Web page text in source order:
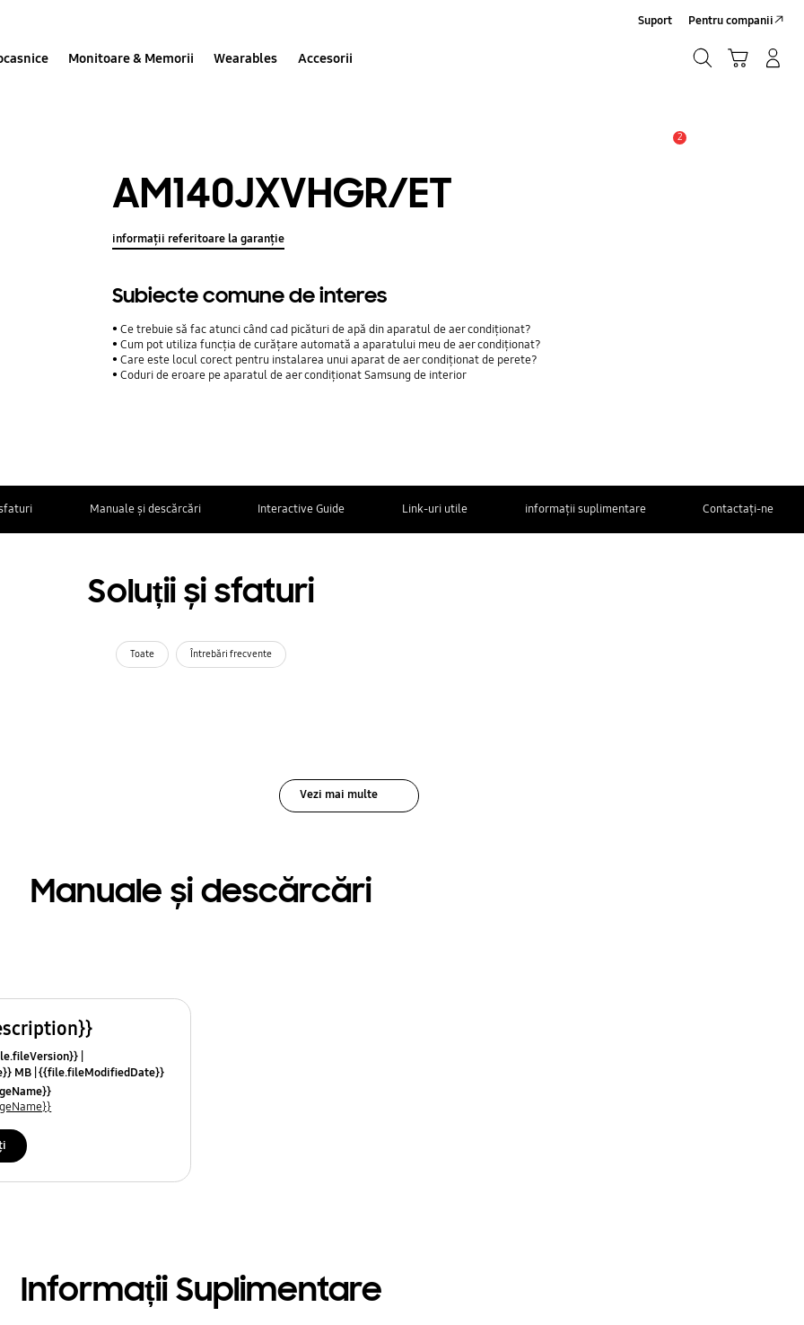
Monitoare & Memorii Wearables Accesorii
Suport Pentru companii
2
AM140JXVHGR/ET
informații referitoare la garanție
Subiecte comune de interes
Ce trebuie să fac atunci când cad picături de apă din aparatul de aer condiționat?
Cum pot utiliza funcția de curățare automată a aparatului meu de aer condiționat?
Care este locul corect pentru instalarea unui aparat de aer condiționat de perete?
Coduri de eroare pe aparatul de aer condiționat Samsung de interior
Manuale și descărcări Interactive Guide Link-uri utile informații suplimentare Contactaţi-ne
Soluții și sfaturi
Toate Întrebări frecvente
Vezi mai multe
Manuale și descărcări
MB {{file.fileModifiedDate}}
Informații Suplimentare